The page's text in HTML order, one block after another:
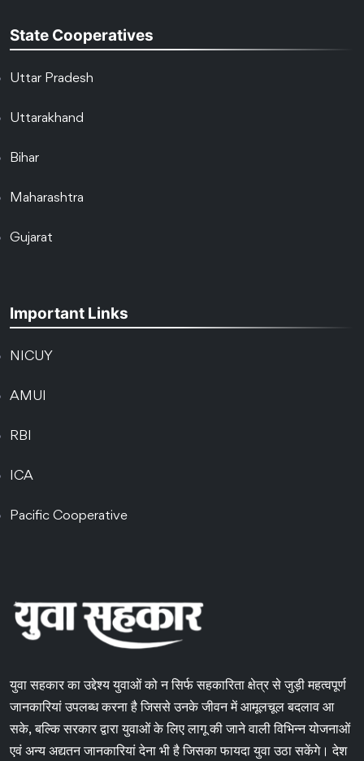
State Cooperatives
Uttar Pradesh
Uttarakhand
Bihar
Maharashtra
Gujarat
Important Links
NICUY
AMUI
RBI
ICA
Pacific Cooperative
युवा सहकार का उद्देश्य युवाओं को न सिर्फ सहकारिता क्षेत्र से जुड़ी महत्वपूर्ण
जानकारियां उपलब्ध करना है जिससे उनके जीवन में आमूलचूल बदलाव आ
सके, बल्कि सरकार द्वारा युवाओं के लिए लागू की जाने वाली विभिन्न योजनाओं
एवं अन्य अद्यतन जानकारियां देना भी है जिसका फायदा युवा उठा सकेंगे। देश